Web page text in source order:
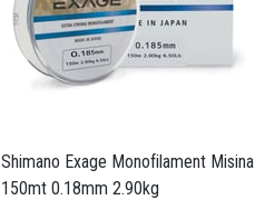
Shimano Exage Monofilament Misina
150mt 0.18mm 2.90kg